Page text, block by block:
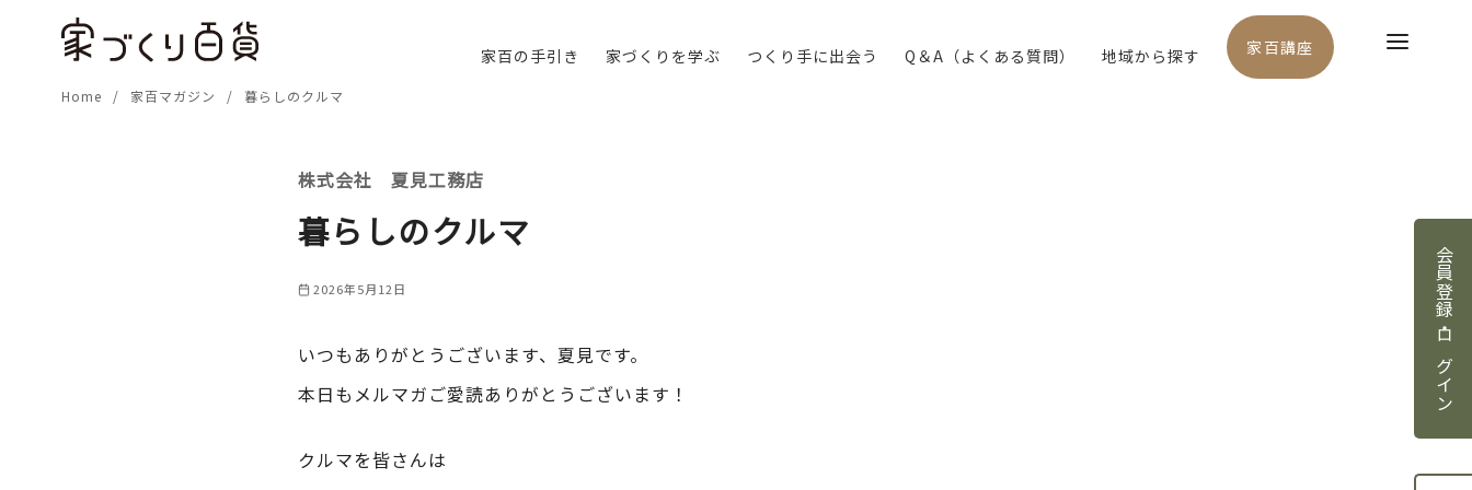
会員登録・ログイン
家百の手引き 家づくりを学ぶ つくり手に出会う Q＆A（よくある質問） 地域から探す 家百講座
Home 家百マガジン 暮らしのクルマ
株式会社 夏見工務店
暮らしのクルマ
2026年5月12日
いつもありがとうございます、夏見です。
本日もメルマガご愛読ありがとうございます！
クルマを皆さんは